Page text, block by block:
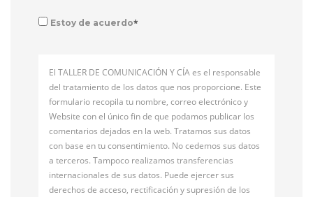
Estoy de acuerdo*
El TALLER DE COMUNICACIÓN Y CÍA es el responsable
del tratamiento de los datos que nos proporcione. Este
formulario recopila tu nombre, correo electrónico y
Website con el único fin de que podamos publicar los
comentarios dejados en la web. Tratamos sus datos
con base en tu consentimiento. No cedemos sus datos
a terceros. Tampoco realizamos transferencias
internacionales de sus datos. Puede ejercer sus
derechos de acceso, rectificación y supresión de los